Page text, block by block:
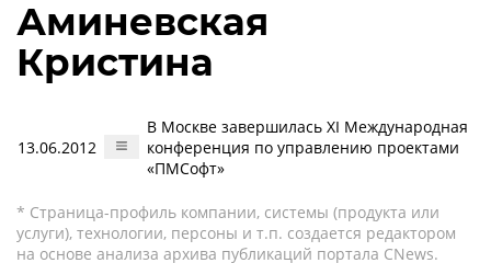
Аминевская
Кристина
13.06.2012
В Москве завершилась XI Международная
конференция по управлению проектами
«ПМСофт»
* Страница-профиль компании, системы (продукта или
услуги), технологии, персоны и т.п. создается редактором
на основе анализа архива публикаций портала CNews.